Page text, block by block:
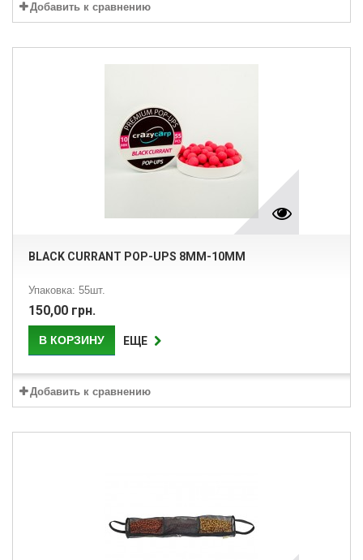
Добавить к сравнению
BLACK CURRANT POP-UPS 8ММ-10ММ
Упаковка: 55шт.
150,00 грн.
В КОРЗИНУ ЕЩЕ
Добавить к сравнению